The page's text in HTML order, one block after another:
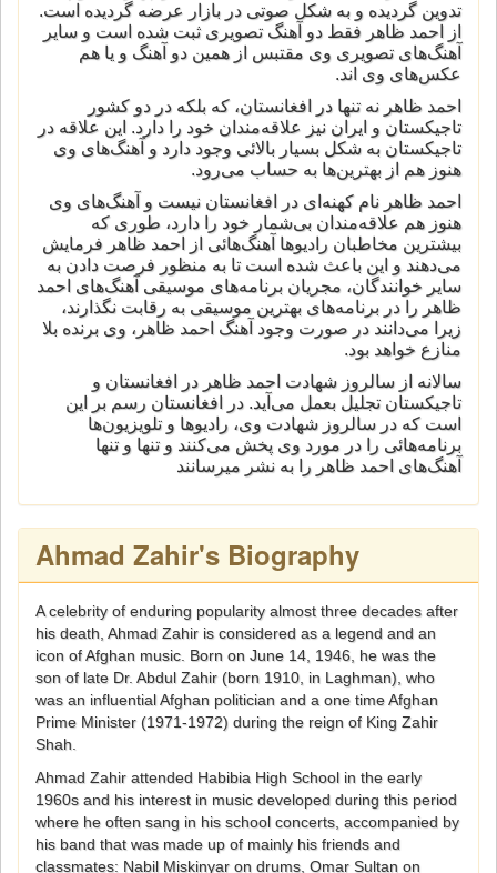
تدوین گردیده و به شکل صوتی در بازار عرضه گردیده است.
از احمد ظاهر فقط دو آهنگ تصویری ثبت شده است و سایر
آهنگ‌های تصویری وی مقتبس از همین دو آهنگ و یا هم
عکس‌های وی اند.
احمد ظاهر نه تنها در افغانستان، که بلکه در دو کشور
تاجیکستان و ایران نیز علاقه‌مندان خود را دارد. این علاقه در
تاجیکستان به شکل بسیار بالائی وجود دارد و آهنگ‌های وی
هنوز هم از بهترین‌ها به حساب می‌رود.
احمد ظاهر نام کهنه‌ای در افغانستان نیست و آهنگ‌های وی
هنوز هم علاقه‌مندان بی‌شمار خود را دارد، طوری که
بیشترین مخاطبان رادیوها آهنگ‌هائی از احمد ظاهر فرمایش
می‌دهند و این باعث شده است تا به منظور فرصت دادن به
سایر خوانندگان، مجریان برنامه‌های موسیقی آهنگ‌های احمد
ظاهر را در برنامه‌های بهترین موسیقی به رقابت نگذارند،
زیرا می‌دانند در صورت وجود آهنگ احمد ظاهر، وی برنده بلا
منازع خواهد بود.
سالانه از سالروز شهادت احمد ظاهر در افغانستان و
تاجیکستان تجلیل بعمل می‌آید. در افغانستان رسم بر این
است که در سالروز شهادت وی، رادیوها و تلویزیون‌ها
برنامه‌هائی را در مورد وی پخش می‌کنند و تنها و تنها
آهنگ‌های احمد ظاهر را به نشر میرسانند
Ahmad Zahir's Biography
A celebrity of enduring popularity almost three decades after
his death, Ahmad Zahir is considered as a legend and an
icon of Afghan music. Born on June 14, 1946, he was the
son of late Dr. Abdul Zahir (born 1910, in Laghman), who
was an influential Afghan politician and a one time Afghan
Prime Minister (1971-1972) during the reign of King Zahir
Shah.
Ahmad Zahir attended Habibia High School in the early
1960s and his interest in music developed during this period
where he often sang in his school concerts, accompanied by
his band that was made up of mainly his friends and
classmates: Nabil Miskinyar on drums, Omar Sultan on